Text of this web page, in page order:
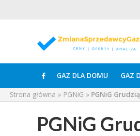
GAZ DLA DOMU GAZ
Strona główna » PGNiG » PGNiG
PGNiG